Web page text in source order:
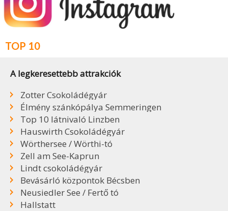
TOP 10
A legkeresettebb attrakciók
Zotter Csokoládégyár
Élmény szánkópálya Semmeringen
Top 10 látnivaló Linzben
Hauswirth Csokoládégyár
Wörthersee / Wörthi-tó
Zell am See-Kaprun
Lindt csokoládégyár
Bevásárló központok Bécsben
Neusiedler See / Fertő tó
Hallstatt